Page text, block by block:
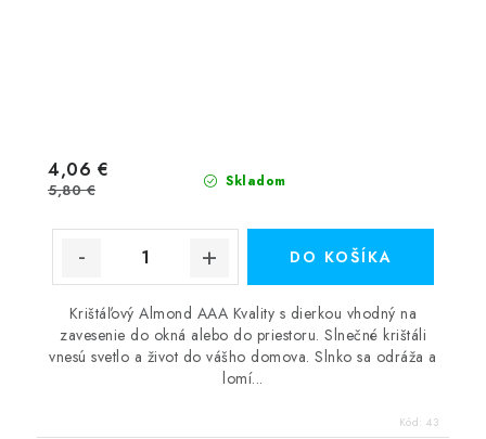
Skladom
4,06 €
5,80 €
DO KOŠÍKA
Krištáľový Almond AAA Kvality s dierkou vhodný na
zavesenie do okná alebo do priestoru. Slnečné krištáli
vnesú svetlo a život do vášho domova. Slnko sa odráža a
lomí...
Kód: 43